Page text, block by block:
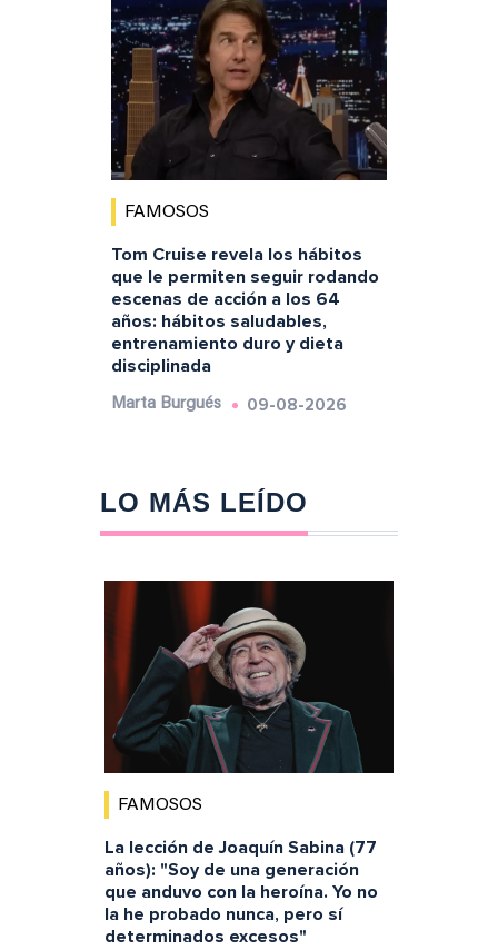
FAMOSOS
Tom Cruise revela los hábitos
que le permiten seguir rodando
escenas de acción a los 64
años: hábitos saludables,
entrenamiento duro y dieta
disciplinada
Marta Burgués 09-08-2026
LO MÁS LEÍDO
FAMOSOS
La lección de Joaquín Sabina (77
años): "Soy de una generación
que anduvo con la heroína. Yo no
la he probado nunca, pero sí
determinados excesos"